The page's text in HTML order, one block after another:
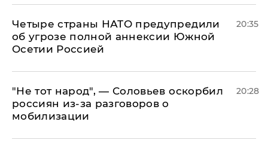
Четыре страны НАТО предупредили
об угрозе полной аннексии Южной
Осетии Россией
20:35
​"Не тот народ", — Соловьев оскорбил
россиян из-за разговоров о
мобилизации
20:28